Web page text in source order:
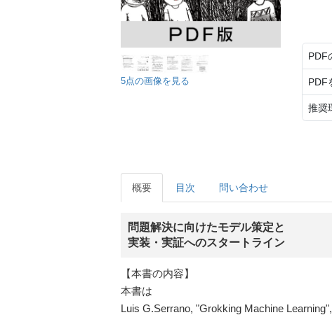
5点の画像を見る
PDF
PDF
推奨
概要 目次 問い合わせ
問題解決に向けたモデル策定と
実装・実証へのスタートライン
【本書の内容】
本書は
Luis G.Serrano, "Grokking Machine Learning",